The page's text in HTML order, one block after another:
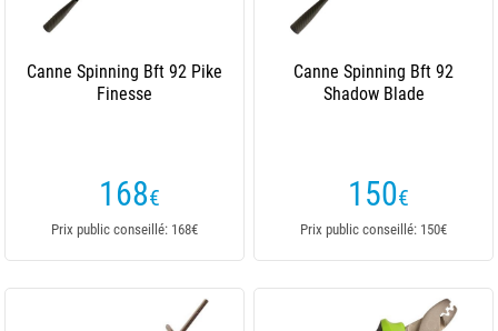
Canne Spinning Bft 92 Pike
Finesse
168€
Prix public conseillé: 168€
Canne Spinning Bft 92
Shadow Blade
150€
Prix public conseillé: 150€